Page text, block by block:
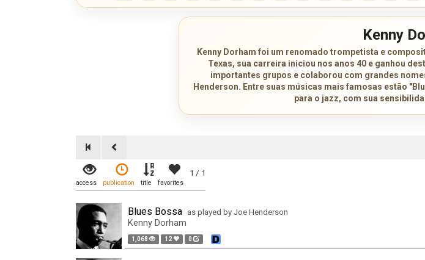
Kenny
Kenny Dorham foi um renomado trompetista e
Texas, sua carreira iniciou nos anos 40 e ganhou
importantes grupos e colaborou com grandes
Henderson. Entre suas músicas mais famosas estão
para o jazz, com sua
1 / 1
access publication title favorites
Blues Bossa as played by Joe Henderson
Kenny Dorham
1,068 12 0